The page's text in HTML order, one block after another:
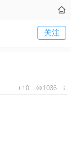
关注
0 1036